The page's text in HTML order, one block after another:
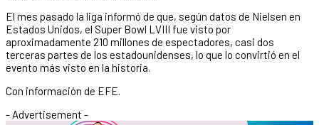
El mes pasado la liga informó de que, según datos de Nielsen en
Estados Unidos, el Super Bowl LVIII fue visto por
aproximadamente 210 millones de espectadores, casi dos
terceras partes de los estadounidenses, lo que lo convirtió en el
evento más visto en la historia.
Con información de EFE.
- Advertisement -